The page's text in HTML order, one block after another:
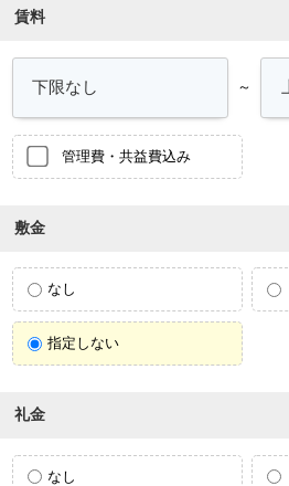
賃料
～
管理費・共益費込み
敷金
なし
指定しない
礼金
なし